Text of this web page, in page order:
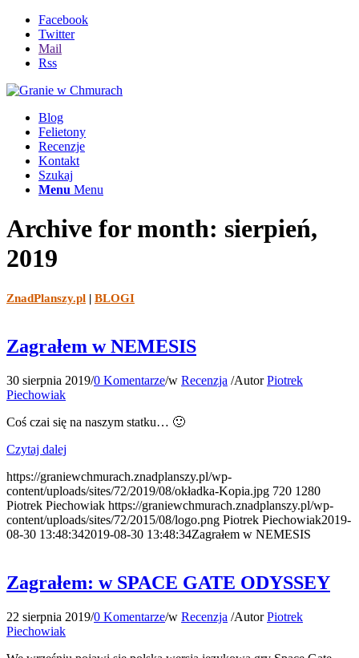
Facebook
Twitter
Mail
Rss
Blog
Felietony
Recenzje
Kontakt
Szukaj
Menu Menu
Archive for month: sierpień,
2019
ZnadPlanszy.pl | BLOGI
Zagrałem w NEMESIS
30 sierpnia 2019/0 Komentarze/w Recenzja /AutorPiotrek
Piechowiak
Coś czai się na naszym statku… 🙂
Czytaj dalej
https://graniewchmurach.znadplanszy.pl/wp-
content/uploads/sites/72/2019/08/okładka-Kopia.jpg 720 1280
Piotrek Piechowiak https://graniewchmurach.znadplanszy.pl/wp-
content/uploads/sites/72/2015/08/logo.png Piotrek Piechowiak2019-
08-30 13:48:342019-08-30 13:48:34Zagrałem w NEMESIS
Zagrałem: w SPACE GATE ODYSSEY
22 sierpnia 2019/0 Komentarze/w Recenzja /AutorPiotrek
Piechowiak